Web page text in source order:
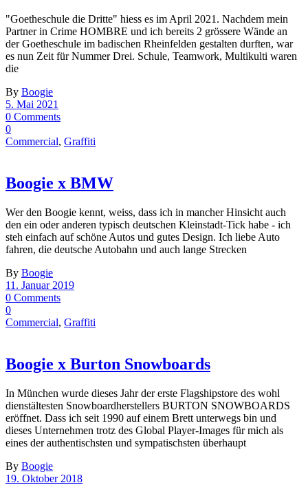
"Goetheschule die Dritte" hiess es im April 2021. Nachdem mein
Partner in Crime HOMBRE und ich bereits 2 grössere Wände an
der Goetheschule im badischen Rheinfelden gestalten durften, war
es nun Zeit für Nummer Drei. Schule, Teamwork, Multikulti waren
die
By Boogie
5. Mai 2021
0 Comments
0
Commercial, Graffiti
Boogie x BMW
Wer den Boogie kennt, weiss, dass ich in mancher Hinsicht auch
den ein oder anderen typisch deutschen Kleinstadt-Tick habe - ich
steh einfach auf schöne Autos und gutes Design. Ich liebe Auto
fahren, die deutsche Autobahn und auch lange Strecken
By Boogie
11. Januar 2019
0 Comments
0
Commercial, Graffiti
Boogie x Burton Snowboards
In München wurde dieses Jahr der erste Flagshipstore des wohl
dienstältesten Snowboardherstellers BURTON SNOWBOARDS
eröffnet. Dass ich seit 1990 auf einem Brett unterwegs bin und
dieses Unternehmen trotz des Global Player-Images für mich als
eines der authentischsten und sympatischsten überhaupt
By Boogie
19. Oktober 2018